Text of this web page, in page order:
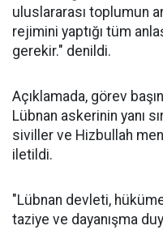
uluslararası toplumun
rejimini yaptığı tüm
gerekir." denildi.
Açıklamada, görev
Lübnan askerinin yanı
siviller ve Hizbullah
iletildi.
"Lübnan devleti,
taziye ve dayanışma